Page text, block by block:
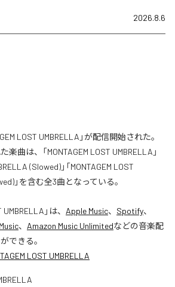
2026.8.6
LOST UMBRELLA」が配信開始された。
曲は、「MONTAGEM LOST UMBRELLA」
(Slowed)」「MONTAGEM LOST
」を含む全3曲となっている。
UMBRELLA 」は、 Apple Music、 Spotify、
、 Amazon Music Unlimitedなどの音楽配
できる。
LOST UMBRELLA